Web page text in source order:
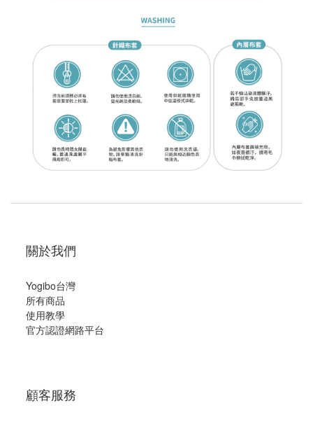
關於我們
Yogibo台灣
所有商品
使用教學
官方認證網路平台
顧客服務